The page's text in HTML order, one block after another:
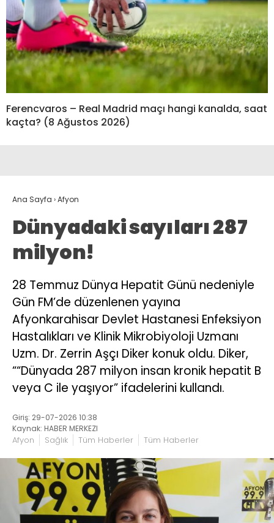
Ferencvaros – Real Madrid maçı hangi kanalda, saat
kaçta? (8 Ağustos 2026)
Ana Sayfa ›Afyon
Dünyadaki sayıları 287
milyon!
28 Temmuz Dünya Hepatit Günü nedeniyle
Gün FM’de düzenlenen yayına
Afyonkarahisar Devlet Hastanesi Enfeksiyon
Hastalıkları ve Klinik Mikrobiyoloji Uzmanı
Uzm. Dr. Zerrin Aşçı Diker konuk oldu. Diker,
““Dünyada 287 milyon insan kronik hepatit B
veya C ile yaşıyor” ifadelerini kullandı.
Giriş: 29-07-2026 10:38
Kaynak: HABER MERKEZI
Afyon Sağlık Tüm Haberler Tüm Haberler